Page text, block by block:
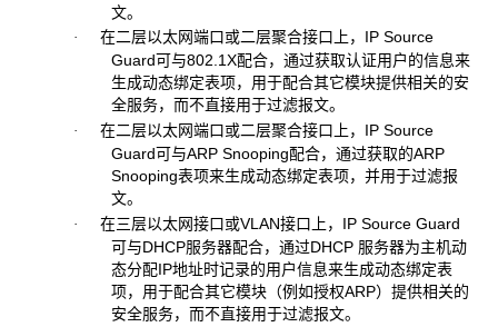
文。
· 在二层以太网端口或二层聚合接口上，IP Source
Guard可与802.1X配合，通过获取认证用户的信息来
生成动态绑定表项，用于配合其它模块提供相关的安
全服务，而不直接用于过滤报文。
· 在二层以太网端口或二层聚合接口上，IP Source
Guard可与ARP Snooping配合，通过获取的ARP
Snooping表项来生成动态绑定表项，并用于过滤报
文。
· 在三层以太网接口或VLAN接口上，IP Source Guard
可与DHCP服务器配合，通过DHCP 服务器为主机动
态分配IP地址时记录的用户信息来生成动态绑定表
项，用于配合其它模块（例如授权ARP）提供相关的
安全服务，而不直接用于过滤报文。